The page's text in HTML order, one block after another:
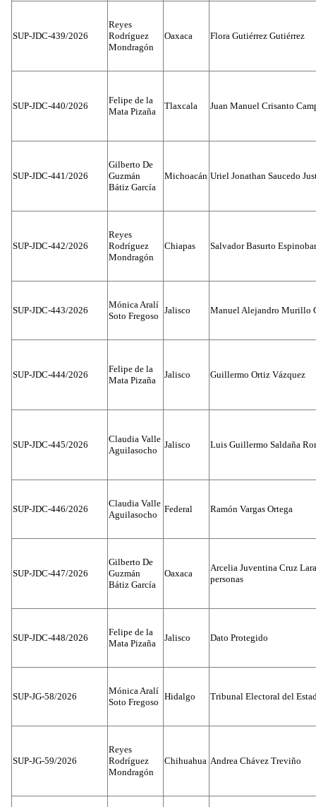
SUP-JDC-439/2026
Reyes
Rodríguez
Mondragón
Oaxaca Flora Gutiérrez Gutiérrez
SUP-JDC-440/2026
Felipe de la
Mata Pizaña
Tlaxcala Juan Manuel Crisanto
SUP-JDC-441/2026
Gilberto De
Guzmán
Bátiz García
Michoacán Uriel Jonathan Saucedo
SUP-JDC-442/2026
Reyes
Rodríguez
Mondragón
Chiapas Salvador Basurto
SUP-JDC-443/2026
Mónica Aralí
Soto Fregoso
Jalisco Manuel Alejandro Murillo
SUP-JDC-444/2026
Felipe de la
Mata Pizaña
Jalisco Guillermo Ortiz Vázquez
SUP-JDC-445/2026
Claudia Valle
Aguilasocho
Jalisco Luis Guillermo Saldaña
SUP-JDC-446/2026
Claudia Valle
Aguilasocho
Federal Ramón Vargas Ortega
SUP-JDC-447/2026
Gilberto De
Guzmán
Bátiz García
Oaxaca
Arcelia Juventina Cruz
personas
SUP-JDC-448/2026
Felipe de la
Mata Pizaña
Jalisco Dato Protegido
SUP-JG-58/2026
Mónica Aralí
Soto Fregoso
Hidalgo Tribunal Electoral del
SUP-JG-59/2026
Reyes
Rodríguez
Mondragón
Chihuahua Andrea Chávez Treviño